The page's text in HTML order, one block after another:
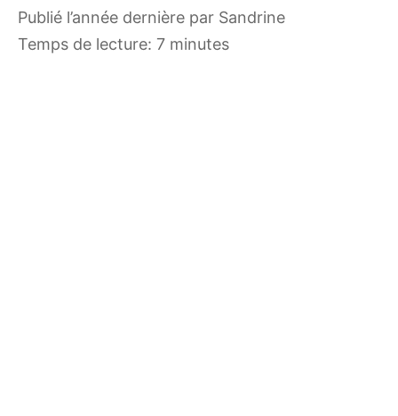
publié l’année dernière par Sandrine
Temps de lecture: 7 minutes